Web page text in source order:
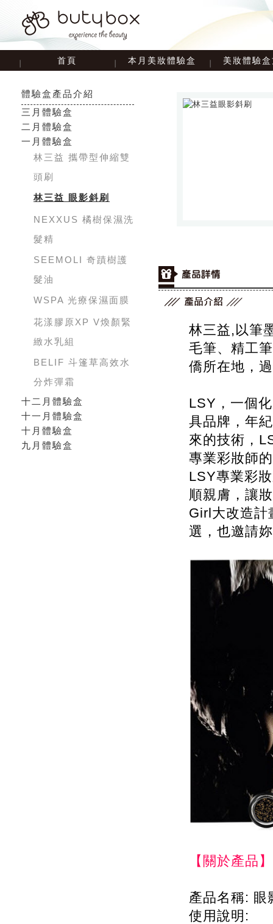
首頁 本月美妝體驗盒 美妝體驗
林三益,以筆
毛筆、精工
僑所在地，
LSY，一個
具品牌，年
來的技術，
專業彩妝師
LSY專業彩
順親膚，讓
Girl大改造計
選，也邀請
【關於產品】
產品名稱: 眼
使用說明:
體驗盒產品介紹
三月體驗盒
二月體驗盒
一月體驗盒
林三益 攜帶型伸縮雙
頭刷
林三益 眼影斜刷
NEXXUS 橘樹保濕洗
髮精
SEEMOLI 奇蹟樹護
髮油
WSPA 光療保濕面膜
花漾膠原XP V煥顏緊
緻水乳組
BELIF 斗篷草高效水
分炸彈霜
十二月體驗盒
十一月體驗盒
十月體驗盒
九月體驗盒